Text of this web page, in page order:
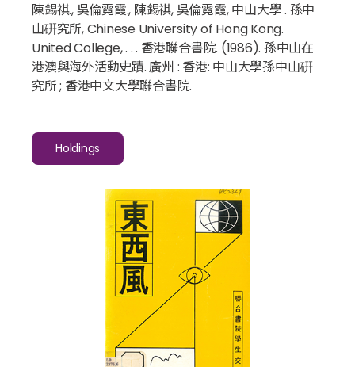
陳錫祺., 吳倫霓霞., 陳錫祺, 吳倫霓霞, 中山大學 . 孫中
山硏究所, Chinese University of Hong Kong.
United College, . . . 香港聯合書院. (1986). 孫中山在
港澳與海外活動史蹟. 廣州 : 香港: 中山大學孫中山硏
究所 ; 香港中文大學聯合書院.
Holdings